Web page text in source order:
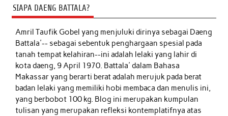
SIAPA DAENG BATTALA?
Amril Taufik Gobelyang menjuluki dirinya sebagai Daeng
Battala'-- sebagai sebentuk penghargaan spesial pada
tanah tempat kelahiran--ini adalah lelaki yang lahir di
kota daeng, 9 April 1970. Battala' dalam Bahasa
Makassar yang berarti berat adalah merujuk pada berat
badan lelaki yang memiliki hobi membaca dan menulis ini,
yang berbobot 100 kg. Blog ini merupakan kumpulan
tulisan yang merupakan refleksi kontemplatifnya atas